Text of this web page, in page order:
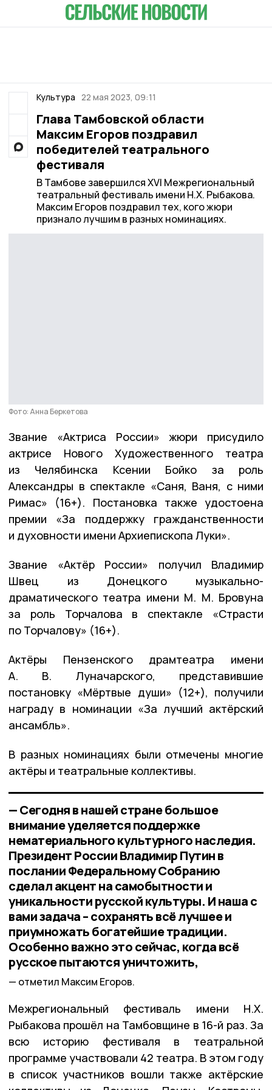
Культура 22 мая 2023, 09:11
Глава Тамбовской области
Максим Егоров поздравил
победителей театрального
фестиваля
В Тамбове завершился ХVI Межрегиональный
театральный фестиваль имени Н.Х. Рыбакова.
Максим Егоров поздравил тех, кого жюри
признало лучшим в разных номинациях.
Фото: Анна Беркетова
Звание «Актриса России» жюри присудило
актрисе Нового Художественного театра
из Челябинска Ксении Бойко за роль
Александры в спектакле «Саня, Ваня, с ними
Римас» (16+). Постановка также удостоена
премии «За поддержку гражданственности
и духовности имени Архиепископа Луки».
Звание «Актёр России» получил Владимир
Швец из Донецкого музыкально-
драматического театра имени М. М. Бровуна
за роль Торчалова в спектакле «Страсти
по Торчалову» (16+).
Актёры Пензенского драмтеатра имени
А. В. Луначарского, представившие
постановку «Мёртвые души» (12+), получили
награду в номинации «За лучший актёрский
ансамбль».
В разных номинациях были отмечены многие
актёры и театральные коллективы.
— Сегодня в нашей стране большое
внимание уделяется поддержке
нематериального культурного наследия.
Президент России Владимир Путин в
послании Федеральному Собранию
сделал акцент на самобытности и
уникальности русской культуры. И наша с
вами задача – сохранять всё лучшее и
приумножать богатейшие традиции.
Особенно важно это сейчас, когда всё
русское пытаются уничтожить,
отметил Максим Егоров.
Межрегиональный фестиваль имени Н.Х.
Рыбакова прошёл на Тамбовщине в 16-й раз. За
всю историю фестиваля в театральной
программе участвовали 42 театра. В этом году
в список участников вошли также актёрские